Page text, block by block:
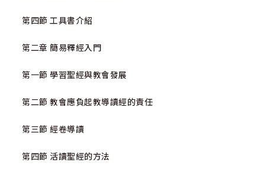
第四節 工具書介紹
第二章 簡易釋經入門
第一節 學習聖經與教會發展
第二節 教會應負起教導讀經的責任
第三節 經卷導讀
第四節 活讀聖經的方法